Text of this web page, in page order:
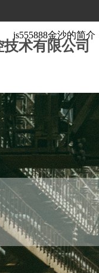
术有限公司
js555888金沙的简介